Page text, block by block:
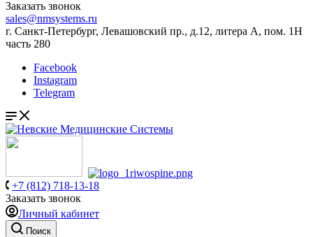
Заказать звонок
sales@nmsystems.ru
г. Санкт-Петербург, Левашовский пр., д.12, литера А, пом. 1Н
часть 280
Facebook
Instagram
Telegram
+7 (812) 718-13-18
Заказать звонок
Личный кабинет
Поиск